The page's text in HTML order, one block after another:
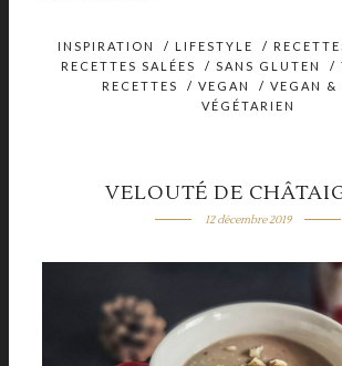
INSPIRATION / LIFESTYLE /
RECETTES SALÉES
/ SANS GLUTEN /
RECETTES
/ VEGAN / VEGAN &
VÉGÉTARIEN
VELOUTÉ DE
12 décembre 2019